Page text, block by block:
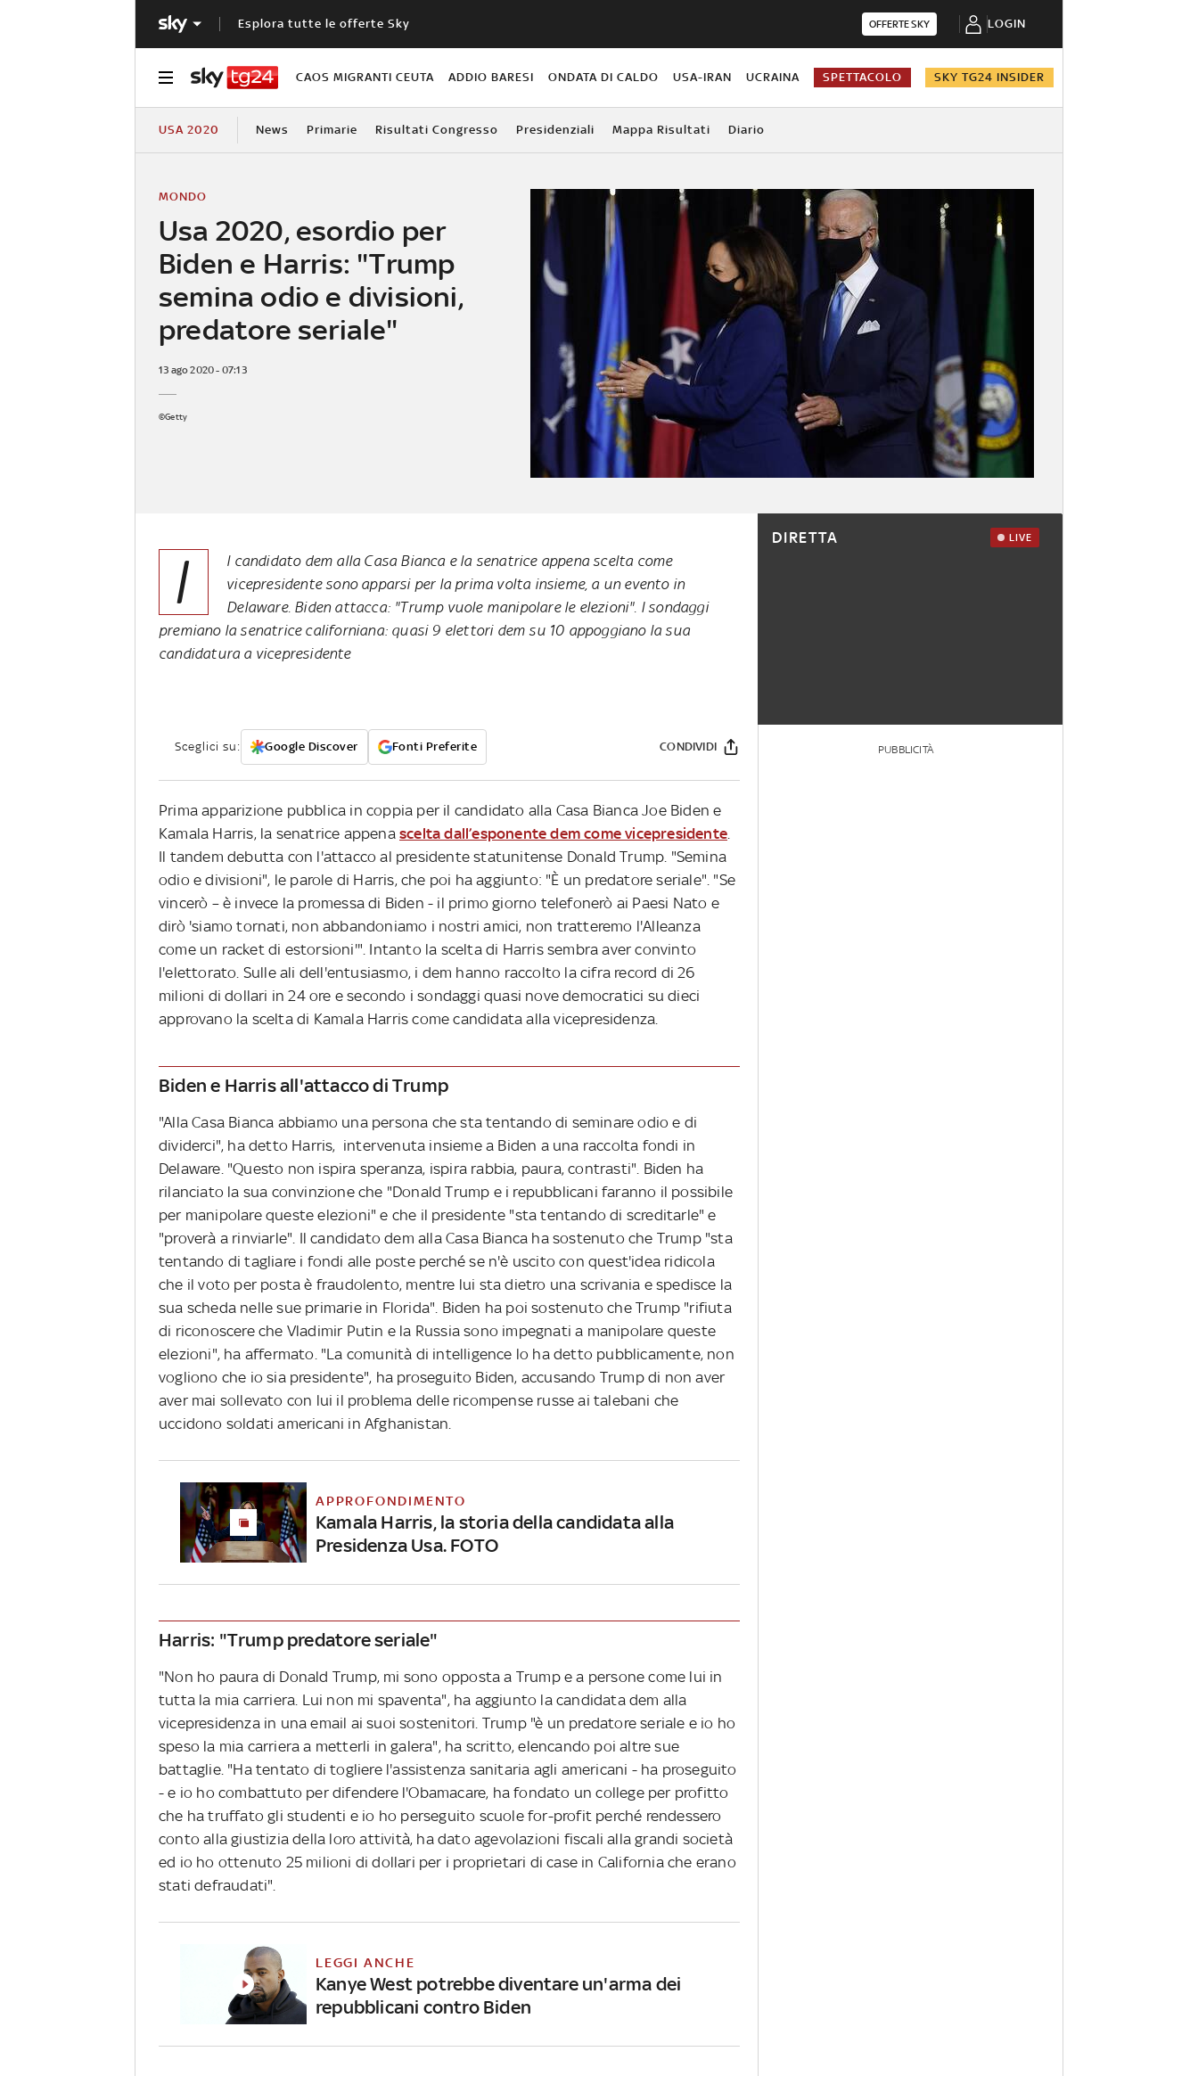
Esplora tutte le offerte Sky OFFERTE SKY LOGIN
CAOS MIGRANTI CEUTA ADDIO BARESI ONDATA DI CALDO USA-IRAN UCRAINA SPETTACOLO SKY TG24 INSIDER
USA 2020 News Primarie Risultati Congresso Presidenziali Mappa Risultati Diario
Usa 2020, esordio per
Biden e Harris: "Trump
semina odio e divisioni,
predatore seriale"
MONDO
13 ago 2020 - 07:13
©Getty
I
l candidato dem alla Casa Bianca e la senatrice appena scelta come
vicepresidente sono apparsi per la prima volta insieme, a un evento in
Delaware. Biden attacca: "Trump vuole manipolare le elezioni". I sondaggi
premiano la senatrice californiana: quasi 9 elettori dem su 10 appoggiano la sua
candidatura a vicepresidente
Sceglici su: Google Discover Fonti Preferite CONDIVIDI
Prima apparizione pubblica in coppia per il candidato alla Casa Bianca Joe Biden e
Kamala Harris, la senatrice appena scelta dall’esponente dem come vicepresidente.
Il tandem debutta con l'attacco al presidente statunitense Donald Trump. "Semina
odio e divisioni", le parole di Harris, che poi ha aggiunto: "È un predatore seriale". "Se
vincerò – è invece la promessa di Biden - il primo giorno telefonerò ai Paesi Nato e
dirò 'siamo tornati, non abbandoniamo i nostri amici, non tratteremo l'Alleanza
come un racket di estorsioni'". Intanto la scelta di Harris sembra aver convinto
l'elettorato. Sulle ali dell'entusiasmo, i dem hanno raccolto la cifra record di 26
milioni di dollari in 24 ore e secondo i sondaggi quasi nove democratici su dieci
approvano la scelta di Kamala Harris come candidata alla vicepresidenza.
Biden e Harris all'attacco di Trump
"Alla Casa Bianca abbiamo una persona che sta tentando di seminare odio e di
dividerci", ha detto Harris, intervenuta insieme a Biden a una raccolta fondi in
Delaware. "Questo non ispira speranza, ispira rabbia, paura, contrasti". Biden ha
rilanciato la sua convinzione che "Donald Trump e i repubblicani faranno il possibile
per manipolare queste elezioni" e che il presidente "sta tentando di screditarle" e
"proverà a rinviarle". Il candidato dem alla Casa Bianca ha sostenuto che Trump "sta
tentando di tagliare i fondi alle poste perché se n'è uscito con quest'idea ridicola
che il voto per posta è fraudolento, mentre lui sta dietro una scrivania e spedisce la
sua scheda nelle sue primarie in Florida". Biden ha poi sostenuto che Trump "rifiuta
di riconoscere che Vladimir Putin e la Russia sono impegnati a manipolare queste
elezioni", ha affermato. "La comunità di intelligence lo ha detto pubblicamente, non
vogliono che io sia presidente", ha proseguito Biden, accusando Trump di non aver
aver mai sollevato con lui il problema delle ricompense russe ai talebani che
uccidono soldati americani in Afghanistan.
APPROFONDIMENTO
Kamala Harris, la storia della candidata alla
Presidenza Usa. FOTO
Harris: "Trump predatore seriale"
"Non ho paura di Donald Trump, mi sono opposta a Trump e a persone come lui in
tutta la mia carriera. Lui non mi spaventa", ha aggiunto la candidata dem alla
vicepresidenza in una email ai suoi sostenitori. Trump "è un predatore seriale e io ho
speso la mia carriera a metterli in galera", ha scritto, elencando poi altre sue
battaglie. "Ha tentato di togliere l'assistenza sanitaria agli americani - ha proseguito
- e io ho combattuto per difendere l'Obamacare, ha fondato un college per profitto
che ha truffato gli studenti e io ho perseguito scuole for-profit perché rendessero
conto alla giustizia della loro attività, ha dato agevolazioni fiscali alla grandi società
ed io ho ottenuto 25 milioni di dollari per i proprietari di case in California che erano
stati defraudati".
LEGGI ANCHE
Kanye West potrebbe diventare un'arma dei
repubblicani contro Biden
DIRETTA LIVE
PUBBLICITÀ